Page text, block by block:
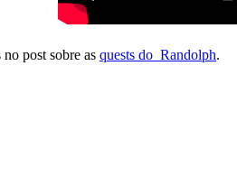
post sobre as quests do Randolph.